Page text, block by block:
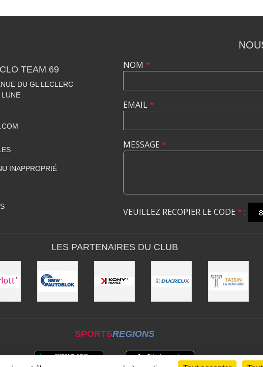
TEAM 69
DU GL LECLERC
LUNE
INAPPROPRIÉ
NOM *
EMAIL*
MESSAGE *
VEUILLEZ RECOPIER LE CODE * :
LES PARTENAIRES DU CLUB
SPORTSREGIONS